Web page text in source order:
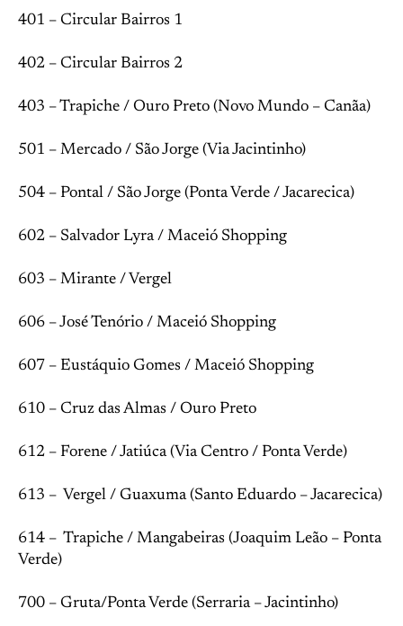
401 – Circular Bairros 1
402 – Circular Bairros 2
403 – Trapiche / Ouro Preto (Novo Mundo – Canãa)
501 – Mercado / São Jorge (Via Jacintinho)
504 – Pontal / São Jorge (Ponta Verde / Jacarecica)
602 – Salvador Lyra / Maceió Shopping
603 – Mirante / Vergel
606 – José Tenório / Maceió Shopping
607 – Eustáquio Gomes / Maceió Shopping
610 – Cruz das Almas / Ouro Preto
612 – Forene / Jatiúca (Via Centro / Ponta Verde)
613 – Vergel / Guaxuma (Santo Eduardo – Jacarecica)
614 – Trapiche / Mangabeiras (Joaquim Leão – Ponta
Verde)
700 – Gruta/Ponta Verde (Serraria – Jacintinho)